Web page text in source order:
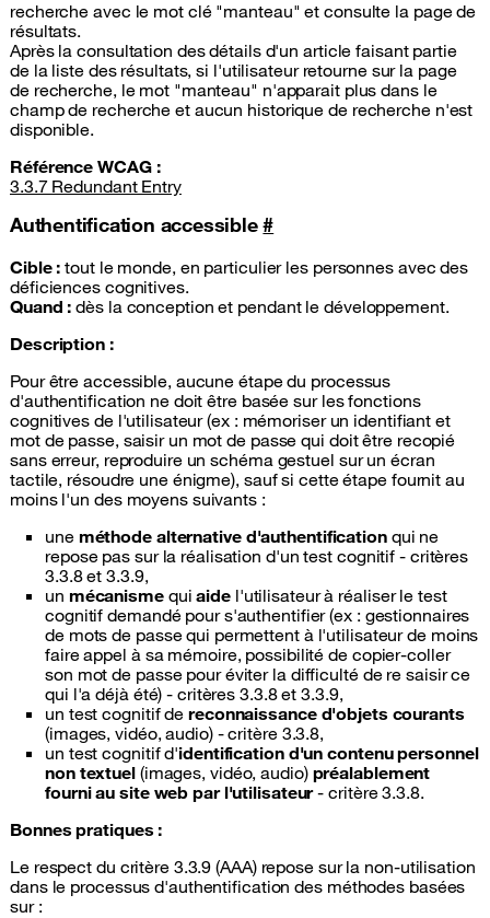
recherche avec le mot clé "manteau" et consulte la page de
résultats.
Après la consultation des détails d'un article faisant partie
de la liste des résultats, si l'utilisateur retourne sur la page
de recherche, le mot "manteau" n'apparait plus dans le
champ de recherche et aucun historique de recherche n'est
disponible.
RéférenceWCAG:
3.3.7 Redundant Entry
Authentification accessible#
Cible : tout le monde, en particulier les personnes avec des
déficiences cognitives.
Quand : dès la conception et pendant le développement.
Description :
Pour être accessible, aucune étape du processus
d'authentification ne doit être basée sur les fonctions
cognitives de l'utilisateur (ex : mémoriser un identifiant et
mot de passe, saisir un mot de passe qui doit être recopié
sans erreur, reproduire un schéma gestuel sur un écran
tactile, résoudre une énigme), sauf si cette étape fournit au
moins l'un des moyens suivants :
une méthode alternative d'authentificationqui ne
repose pas sur la réalisation d'un test cognitif - critères
3.3.8 et 3.3.9,
un mécanismequiaidel'utilisateur à réaliser le test
cognitif demandé pour s'authentifier (ex : gestionnaires
de mots de passe qui permettent à l'utilisateur de moins
faire appel à sa mémoire, possibilité de copier-coller
son mot de passe pour éviter la difficulté de re saisir ce
qui l'a déjà été) - critères 3.3.8 et 3.3.9,
un test cognitif de reconnaissance d'objets courants
(images, vidéo, audio) - critère 3.3.8,
un test cognitif d'identification d'un contenu personnel
non textuel(images, vidéo, audio) préalablement
fourni au site web par l'utilisateur- critère 3.3.8.
Bonnes pratiques :
Le respect du critère 3.3.9 (AAA) repose sur la non-utilisation
dans le processus d'authentification des méthodes basées
sur :